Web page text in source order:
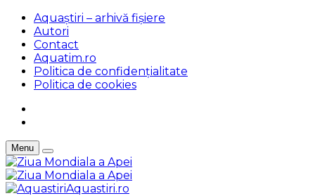
Aquaștiri – arhivă fișiere
Autori
Contact
Aquatim.ro
Politica de confidențialitate
Politica de cookies
Menu
Aquastiri.ro